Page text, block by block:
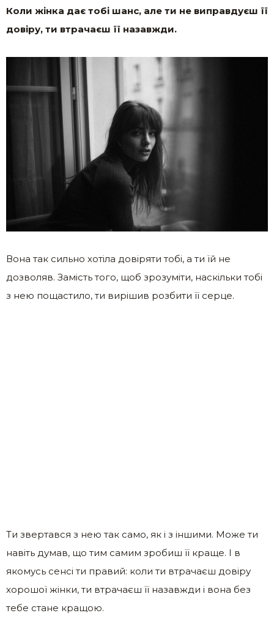
Коли жінка дає тобі шанс, але ти не виправдуєш її
довіру, ти втрачаєш її назавжди.
Вона так сильно хотіла довіряти тобі, а ти їй не
дозволяв. Замість того, щоб зрозуміти, наскільки тобі
з нею пощастило, ти вирішив розбити її серце.
Ти звертався з нею так само, як і з іншими. Може ти
навіть думав, що тим самим зробиш її краще. І в
якомусь сенсі ти правий: коли ти втрачаєш довіру
хорошої жінки, ти втрачаєш її назавжди і вона без
тебе стане кращою.